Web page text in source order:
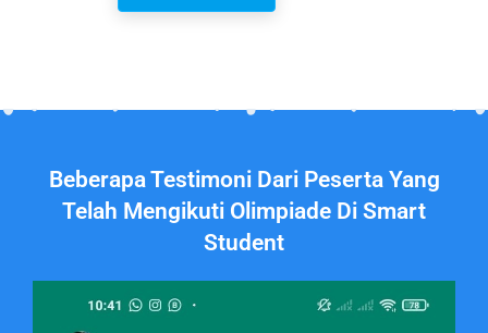
Beberapa Testimoni Dari Peserta Yang
Telah Mengikuti Olimpiade Di Smart
Student